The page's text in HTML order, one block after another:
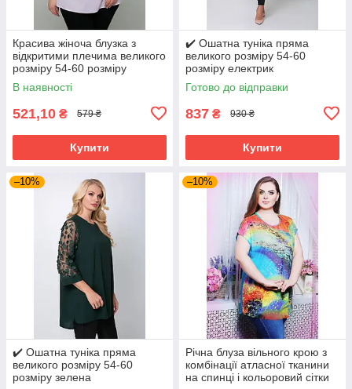
Красива жіноча блузка з
відкритими плечима великого
розміру 54-60 розміру
бузкова
В наявності
521,10 ₴ 579 ₴
Купити
✔️ Ошатна туніка пряма
великого розміру 54-60
розміру електрик
Готово до відправки
837 ₴ 930 ₴
Купити
–10%
✔️ Ошатна туніка пряма
великого розміру 54-60
розміру зелена
–10%
Річна блуза вільного крою з
комбінації атласної тканини
на спинці і кольоровий сітки